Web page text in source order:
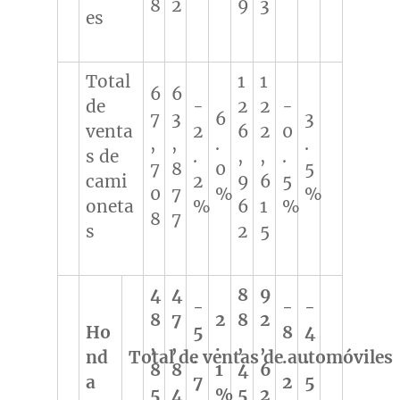
es
8 2
9
3
Total
de
venta
s de
cami
oneta
s
6
7
,
7
0
8
6
3
,
8
7
7
-
2
.
2
%
6
.
0
%
1
2
6
,
9
6
2
1
2
2
,
6
1
5
-
0
.
5
%
3
.
5
%
Ho
nd
a
Total de ventas de automóviles
4
8
,
8
5
4
7
,
8
4
-
5
.
7
2
.
1
%
8
8
,
4
5
9
2
,
6
2
-
8
.
2
-
4
.
5